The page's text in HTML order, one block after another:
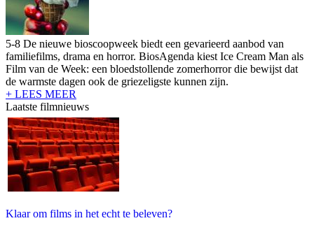
5-8 De nieuwe bioscoopweek biedt een gevarieerd aanbod van
familiefilms, drama en horror. BiosAgenda kiest Ice Cream Man als
Film van de Week: een bloedstollende zomerhorror die bewijst dat
de warmste dagen ook de griezeligste kunnen zijn.
+ LEES MEER
Laatste filmnieuws
Klaar om films in het echt te beleven?